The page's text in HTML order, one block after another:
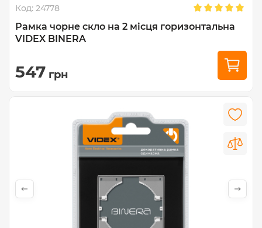
Код: 24778
Рамка чорне скло на 2 місця горизонтальна
VIDEX BINERA
547 грн